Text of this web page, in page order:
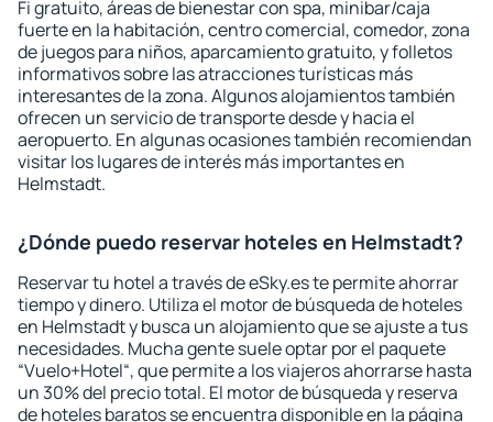
Fi gratuito, áreas de bienestar con spa, minibar/caja
fuerte en la habitación, centro comercial, comedor, zona
de juegos para niños, aparcamiento gratuito, y folletos
informativos sobre las atracciones turísticas más
interesantes de la zona. Algunos alojamientos también
ofrecen un servicio de transporte desde y hacia el
aeropuerto. En algunas ocasiones también recomiendan
visitar los lugares de interés más importantes en
Helmstadt.
¿Dónde puedo reservar hoteles en Helmstadt?
Reservar tu hotel a través de eSky.es te permite ahorrar
tiempo y dinero. Utiliza el motor de búsqueda de hoteles
en Helmstadt y busca un alojamiento que se ajuste a tus
necesidades. Mucha gente suele optar por el paquete
“Vuelo+Hotel“, que permite a los viajeros ahorrarse hasta
un 30% del precio total. El motor de búsqueda y reserva
de hoteles baratos se encuentra disponible en la página